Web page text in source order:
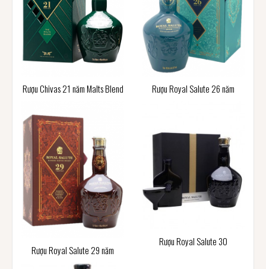
Rượu Chivas 21 năm Malts Blend Rượu Royal Salute 26 năm
Rượu Royal Salute 29 năm
Rượu Royal Salute 30